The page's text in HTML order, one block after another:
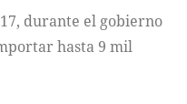
durante el gobierno
hasta 9 mil